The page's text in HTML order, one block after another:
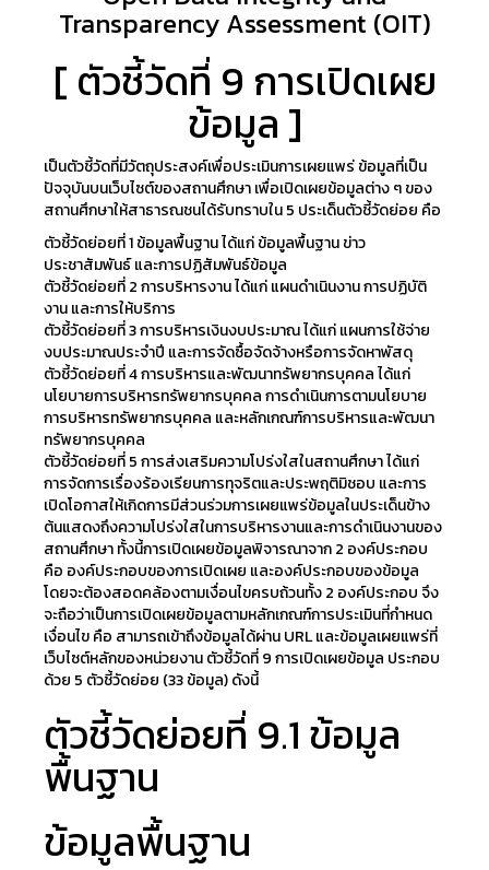
Transparency Assessment (OIT)
[ ตัวชี้วัดที่ 9 การเปิดเผย
ข้อมูล ]
เป็นตัวชี้วัดที่มีวัตถุประสงค์เพื่อประเมินการเผยแพร่ ข้อมูลที่เป็น
ปัจจุบันบนเว็บไซต์ของสถานศึกษา เพื่อเปิดเผยข้อมูลต่าง ๆ ของ
สถานศึกษาให้สาธารณชนได้รับทราบใน 5 ประเด็นตัวชี้วัดย่อย คือ
ตัวชี้วัดย่อยที่ 1 ข้อมูลพื้นฐาน ได้แก่ ข้อมูลพื้นฐาน ข่าว
ประชาสัมพันธ์ และการปฏิสัมพันธ์ข้อมูล
ตัวชี้วัดย่อยที่ 2 การบริหารงาน ได้แก่ แผนดำเนินงาน การปฏิบัติ
งาน และการให้บริการ
ตัวชี้วัดย่อยที่ 3 การบริหารเงินงบประมาณ ได้แก่ แผนการใช้จ่าย
งบประมาณประจำปี และการจัดซื้อจัดจ้างหรือการจัดหาพัสดุ
ตัวชี้วัดย่อยที่ 4 การบริหารและพัฒนาทรัพยากรบุคคล ได้แก่
นโยบายการบริหารทรัพยากรบุคคล การดำเนินการตามนโยบาย
การบริหารทรัพยากรบุคคล และหลักเกณฑ์การบริหารและพัฒนา
ทรัพยากรบุคคล
ตัวชี้วัดย่อยที่ 5 การส่งเสริมความโปร่งใสในสถานศึกษา ได้แก่
การจัดการเรื่องร้องเรียนการทุจริตและประพฤติมิชอบ และการ
เปิดโอกาสให้เกิดการมีส่วนร่วมการเผยแพร่ข้อมูลในประเด็นข้าง
ต้นแสดงถึงความโปร่งใสในการบริหารงานและการดำเนินงานของ
สถานศึกษา ทั้งนี้การเปิดเผยข้อมูลพิจารณาจาก 2 องค์ประกอบ
คือ องค์ประกอบของการเปิดเผย และองค์ประกอบของข้อมูล
โดยจะต้องสอดคล้องตามเงื่อนไขครบถ้วนทั้ง 2 องค์ประกอบ จึง
จะถือว่าเป็นการเปิดเผยข้อมูลตามหลักเกณฑ์การประเมินที่กำหนด
เงื่อนไข คือ สามารถเข้าถึงข้อมูลได้ผ่าน URL และข้อมูลเผยแพร่ที่
เว็บไซต์หลักของหน่วยงาน ตัวชี้วัดที่ 9 การเปิดเผยข้อมูล ประกอบ
ด้วย 5 ตัวชี้วัดย่อย (33 ข้อมูล) ดังนี้
ตัวชี้วัดย่อยที่ 9.1 ข้อมูล
พื้นฐาน
ข้อมูลพื้นฐาน